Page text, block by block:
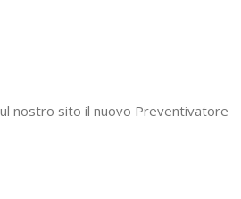
nostro sito il nuovo Preventivatore